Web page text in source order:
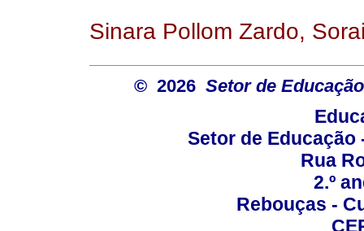
Sinara Pollom Zardo,
© 2026 Setor de
Setor de Educação
Rua
2.º
Rebouças -